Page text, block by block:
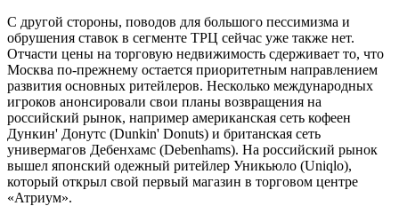
С другой стороны, поводов для большого пессимизма и
обрушения ставок в сегменте ТРЦ сейчас уже также нет.
Отчасти цены на торговую недвижимость сдерживает то, что
Москва по-прежнему остается приоритетным направлением
развития основных ритейлеров. Несколько международных
игроков анонсировали свои планы возвращения на
российский рынок, например американская сеть кофеен
Дункин' Донутс (Dunkin' Donuts) и британская сеть
универмагов Дебенхамс (Debenhams). На российский рынок
вышел японский одежный ритейлер Уникьюло (Uniqlo),
который открыл свой первый магазин в торговом центре
«Атриум».